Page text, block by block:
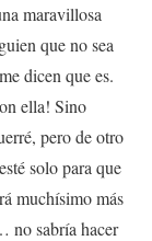
maravillosa
que no sea
dicen que es.
ella! Sino
pero de otro
solo para que
muchísimo más
no sabría hacer